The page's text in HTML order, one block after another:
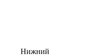
Нижний